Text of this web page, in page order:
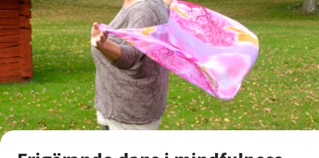
Starta studiecirkel
Cirkelledare
Nyheter